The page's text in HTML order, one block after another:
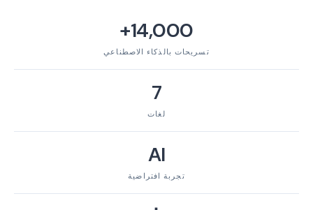
14,000+
تسريحات بالذكاء الاصطناعي
7
لغات
AI
تجربة افتراضية